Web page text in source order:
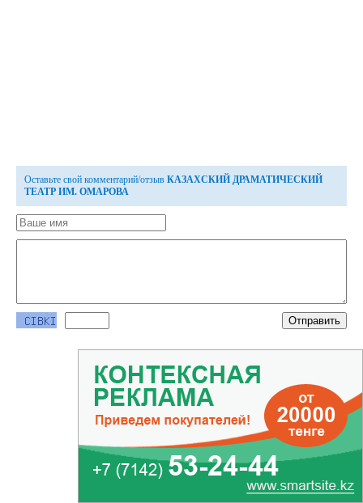
Оставьте свой комментарий/отзыв КАЗАХСКИЙ ДРАМАТИЧЕСКИЙ
ТЕАТР ИМ. ОМАРОВА